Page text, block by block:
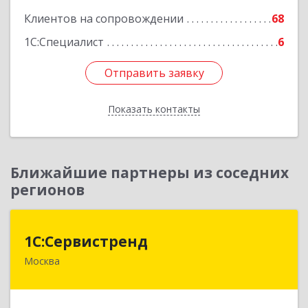
Клиентов на сопровождении
68
1С:Специалист
6
Отправить заявку
Показать контакты
Отправить заявку
Назад
Ближайшие партнеры из соседних
регионов
1С:Сервистренд
Москва
107023, Москва г, Семёновский пер, дом № 15,